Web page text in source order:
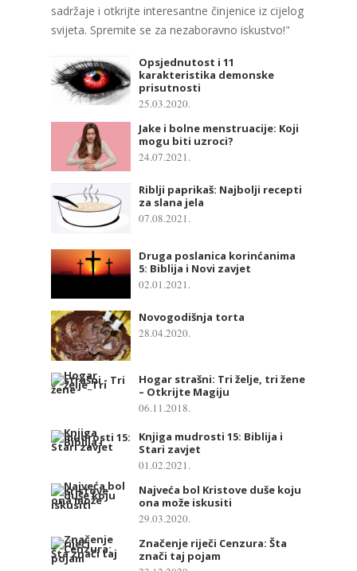
sadržaje i otkrijte interesantne činjenice iz cijelog
svijeta. Spremite se za nezaboravno iskustvo!"
Opsjednutost i 11
karakteristika demonske
prisutnosti
25.03.2020.
Jake i bolne menstruacije: Koji
mogu biti uzroci?
24.07.2021.
Riblji paprikaš: Najbolji recepti
za slana jela
07.08.2021.
Druga poslanica korinćanima
5: Biblija i Novi zavjet
02.01.2021.
Novogodišnja torta
28.04.2020.
Hogar strašni: Tri želje, tri žene
– Otkrijte Magiju
06.11.2018.
Knjiga mudrosti 15: Biblija i
Stari zavjet
01.02.2021.
Najveća bol Kristove duše koju
ona može iskusiti
29.03.2020.
Značenje riječi Cenzura: Šta
znači taj pojam